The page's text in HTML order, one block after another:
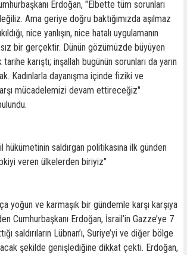
Erdoğan, "Elbette tüm sorunları
Ama geriye doğru baktığımızda aşılmaz
nice yanlışın, nice hatalı uygulamanın
bir gerçektir. Dünün gözümüzde büyüyen
tarihe karıştı; inşallah bugünün sorunları da yarın
Kadınlarla dayanışma içinde fiziki ve
mücadelemizi devam ettireceğiz"
hükümetinin saldırgan politikasına ilk günden
veren ülkelerden biriyiz"
yoğun ve karmaşık bir gündemle karşı karşıya
Cumhurbaşkanı Erdoğan, İsrail’in Gazze’ye 7
saldırıların Lübnan’ı, Suriye’yi ve diğer bölge
şekilde genişlediğine dikkat çekti. Erdoğan,